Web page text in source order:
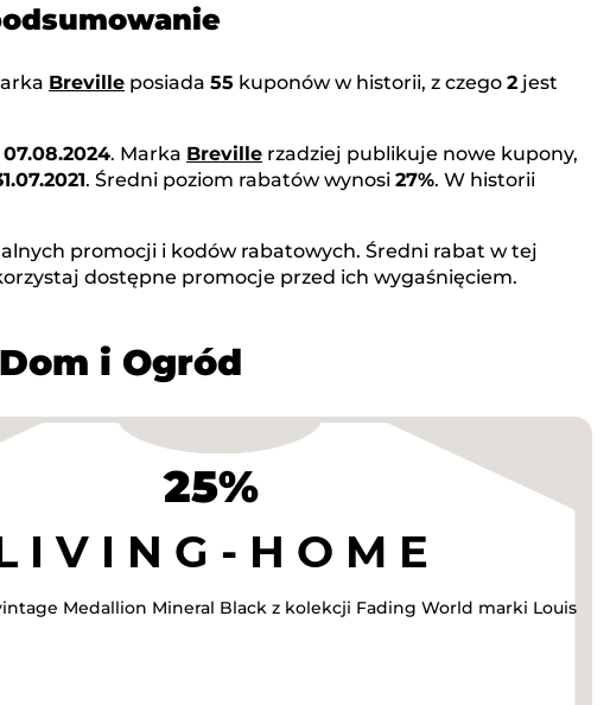
Breville posiada 55 kuponów w historii, z czego 2 jest
07.08.2024. Marka Breville rzadziej publikuje nowe kupony,
. Średni poziom rabatów wynosi 27%. W historii
promocji i kodów rabatowych. Średni rabat w tej
dostępne promocje przed ich wygaśnięciem.
i Ogród
25%
Medallion Mineral Black z kolekcji Fading World marki Louis